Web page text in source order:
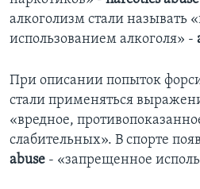
алкоголизм стали называть
использованием алкоголя» -
При описании попыток
стали применяться
«вредное,
слабительных». В спорте
abuse - «запрещенное